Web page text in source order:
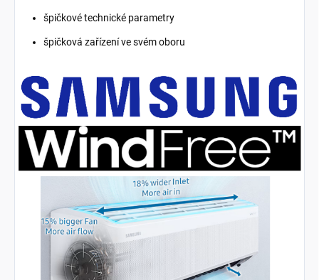
špičkové technické parametry
špičková zařízení ve svém oboru